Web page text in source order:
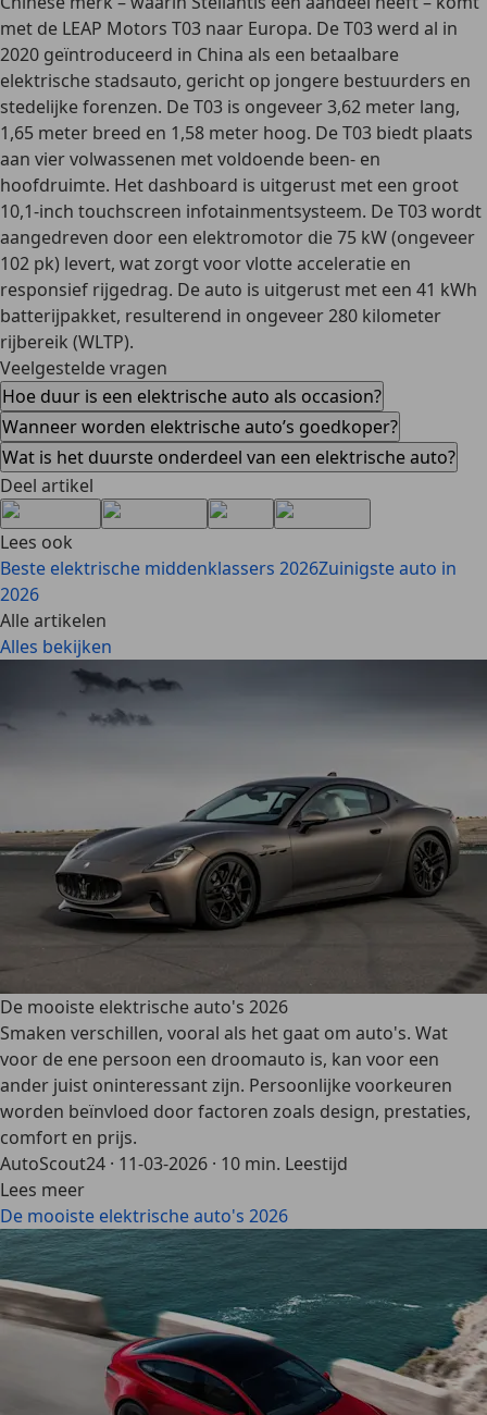
met de LEAP Motors T03 naar Europa. De T03 werd al in
2020 geïntroduceerd in China als een betaalbare
elektrische stadsauto, gericht op jongere bestuurders en
stedelijke forenzen. De T03 is ongeveer 3,62 meter lang,
1,65 meter breed en 1,58 meter hoog. De T03 biedt plaats
aan vier volwassenen met voldoende been- en
hoofdruimte. Het dashboard is uitgerust met een groot
10,1-inch touchscreen infotainmentsysteem. De T03 wordt
aangedreven door een elektromotor die 75 kW (ongeveer
102 pk) levert, wat zorgt voor vlotte acceleratie en
responsief rijgedrag. De auto is uitgerust met een 41 kWh
batterijpakket, resulterend in ongeveer 280 kilometer
rijbereik (WLTP).
Veelgestelde vragen
Hoe duur is een elektrische auto als occasion?
Wanneer worden elektrische auto’s goedkoper?
Wat is het duurste onderdeel van een elektrische auto?
Deel artikel
Lees ook
Beste elektrische middenklassers 2026Zuinigste auto in
2026
Alle artikelen
Alles bekijken
De mooiste elektrische auto's 2026
Smaken verschillen, vooral als het gaat om auto's. Wat
voor de ene persoon een droomauto is, kan voor een
ander juist oninteressant zijn. Persoonlijke voorkeuren
worden beïnvloed door factoren zoals design, prestaties,
comfort en prijs.
AutoScout24 · 11-03-2026 · 10 min. Leestijd
Lees meer
De mooiste elektrische auto's 2026